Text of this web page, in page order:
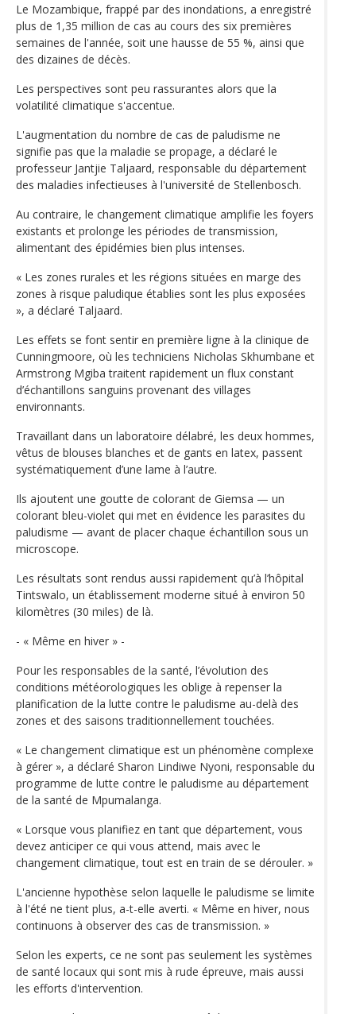
Le Mozambique, frappé par des inondations, a enregistré
plus de 1,35 million de cas au cours des six premières
semaines de l'année, soit une hausse de 55 %, ainsi que
des dizaines de décès.
Les perspectives sont peu rassurantes alors que la
volatilité climatique s'accentue.
L'augmentation du nombre de cas de paludisme ne
signifie pas que la maladie se propage, a déclaré le
professeur Jantjie Taljaard, responsable du département
des maladies infectieuses à l'université de Stellenbosch.
Au contraire, le changement climatique amplifie les foyers
existants et prolonge les périodes de transmission,
alimentant des épidémies bien plus intenses.
« Les zones rurales et les régions situées en marge des
zones à risque paludique établies sont les plus exposées
», a déclaré Taljaard.
Les effets se font sentir en première ligne à la clinique de
Cunningmoore, où les techniciens Nicholas Skhumbane et
Armstrong Mgiba traitent rapidement un flux constant
d’échantillons sanguins provenant des villages
environnants.
Travaillant dans un laboratoire délabré, les deux hommes,
vêtus de blouses blanches et de gants en latex, passent
systématiquement d’une lame à l’autre.
Ils ajoutent une goutte de colorant de Giemsa — un
colorant bleu-violet qui met en évidence les parasites du
paludisme — avant de placer chaque échantillon sous un
microscope.
Les résultats sont rendus aussi rapidement qu’à l’hôpital
Tintswalo, un établissement moderne situé à environ 50
kilomètres (30 miles) de là.
- « Même en hiver » -
Pour les responsables de la santé, l’évolution des
conditions météorologiques les oblige à repenser la
planification de la lutte contre le paludisme au-delà des
zones et des saisons traditionnellement touchées.
« Le changement climatique est un phénomène complexe
à gérer », a déclaré Sharon Lindiwe Nyoni, responsable du
programme de lutte contre le paludisme au département
de la santé de Mpumalanga.
« Lorsque vous planifiez en tant que département, vous
devez anticiper ce qui vous attend, mais avec le
changement climatique, tout est en train de se dérouler. »
L'ancienne hypothèse selon laquelle le paludisme se limite
à l'été ne tient plus, a-t-elle averti. « Même en hiver, nous
continuons à observer des cas de transmission. »
Selon les experts, ce ne sont pas seulement les systèmes
de santé locaux qui sont mis à rude épreuve, mais aussi
les efforts d'intervention.